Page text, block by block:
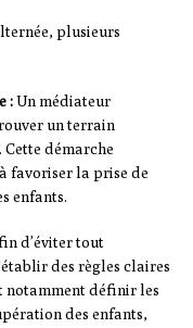
plusieurs
:Un médiateur
un terrain
Cette démarche
favoriser la prise de
enfants.
d’éviter tout
des règles claires
notamment définir les
des enfants,